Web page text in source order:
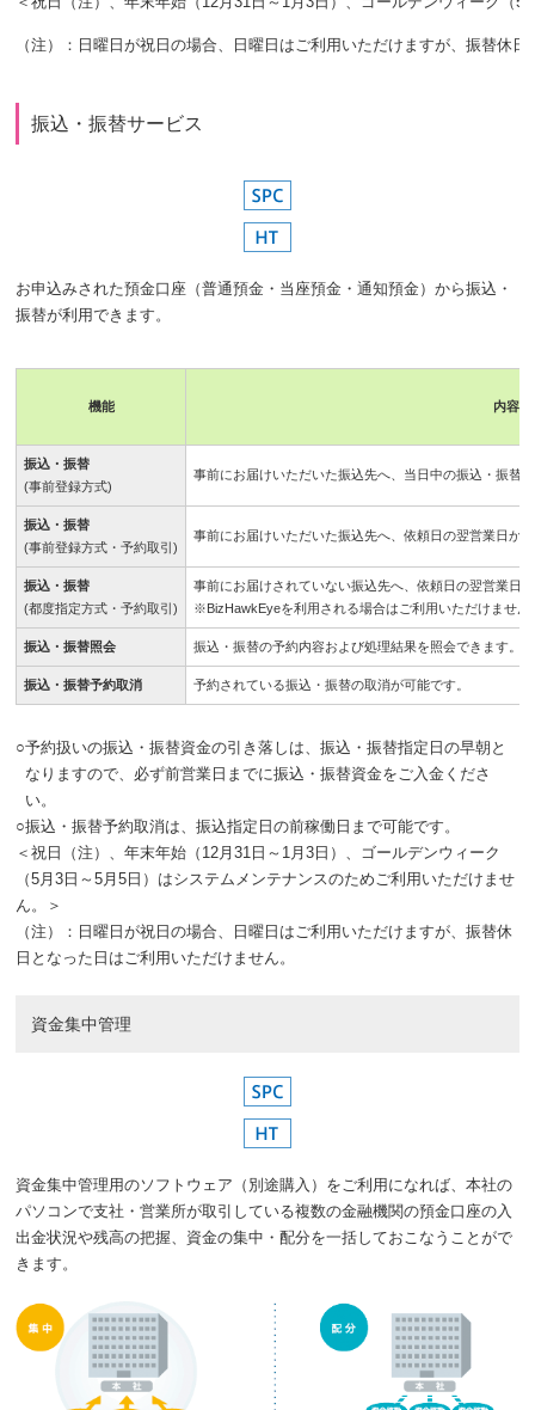
（注）：日曜日が祝日の場合、日曜日はご利用いただけますが、振替休
振込・振替サービス
お申込みされた預金口座（普通預金・当座預金・通知預金）から振込・
振替が利用できます。
機能 内容
振込・振替
(事前登録方式)
事前にお届けいただいた振込先へ、当日中の振込・振替
振込・振替
(事前登録方式・予約取引)
事前にお届けいただいた振込先へ、依頼日の翌営業日か
振込・振替
(都度指定方式・予約取引)
事前にお届けされていない振込先へ、依頼日の翌営業日
※BizHawkEyeを利用される場合はご利用いただけません
振込・振替照会 振込・振替の予約内容および処理結果を照会できます。
振込・振替予約取消 予約されている振込・振替の取消が可能です。
○予約扱いの振込・振替資金の引き落しは、振込・振替指定日の早朝と
なりますので、必ず前営業日までに振込・振替資金をご入金くださ
い。
○振込・振替予約取消は、振込指定日の前稼働日まで可能です。
＜祝日（注）、年末年始（12月31日～1月3日）、ゴールデンウィーク
（5月3日～5月5日）はシステムメンテナンスのためご利用いただけませ
ん。＞
（注）：日曜日が祝日の場合、日曜日はご利用いただけますが、振替休
日となった日はご利用いただけません。
資金集中管理
資金集中管理用のソフトウェア（別途購入）をご利用になれば、本社の
パソコンで支社・営業所が取引している複数の金融機関の預金口座の入
出金状況や残高の把握、資金の集中・配分を一括しておこなうことがで
きます。